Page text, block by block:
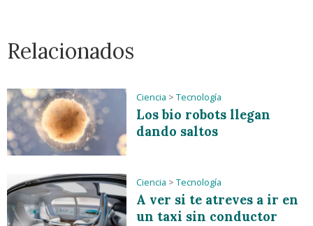
Relacionados
Ciencia > Tecnología
Los bio robots llegan
dando saltos
Ciencia > Tecnología
A ver si te atreves a ir en
un taxi sin conductor